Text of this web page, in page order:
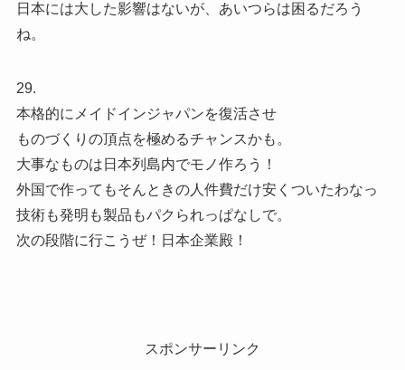
日本には大した影響はないが、あいつらは困るだろう
ね。
29.
本格的にメイドインジャパンを復活させ
ものづくりの頂点を極めるチャンスかも。
大事なものは日本列島内でモノ作ろう！
外国で作ってもそんときの人件費だけ安くついたわなっ
技術も発明も製品もパクられっぱなしで。
次の段階に行こうぜ！日本企業殿！
スポンサーリンク